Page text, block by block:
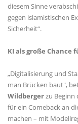
diesem Sinne
gegen islamistischen
Sicherheit“.
KI als große Chance
Digitalisierung und
man Brücken baut",
Wildbergerzu Beginn
für ein Comeback an
machen – mit